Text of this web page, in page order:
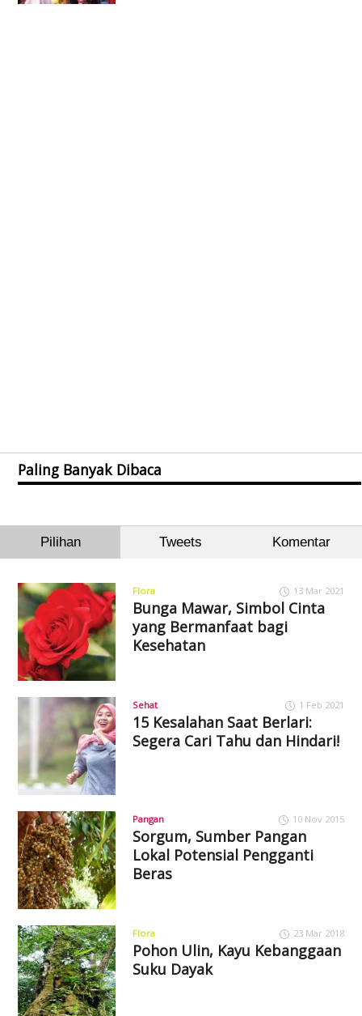
Paling Banyak Dibaca
Pilihan Tweets Komentar
Flora 13 Mar 2021
Bunga Mawar, Simbol Cinta
yang Bermanfaat bagi
Kesehatan
Sehat 1 Feb 2021
15 Kesalahan Saat Berlari:
Segera Cari Tahu dan Hindari!
Pangan 10 Nov 2015
Sorgum, Sumber Pangan
Lokal Potensial Pengganti
Beras
Flora 23 Mar 2018
Pohon Ulin, Kayu Kebanggaan
Suku Dayak